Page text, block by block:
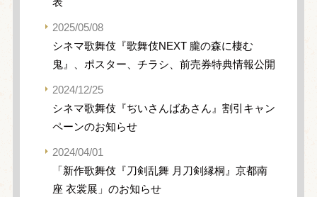
2025/05/08
シネマ歌舞伎『歌舞伎NEXT 朧の森に棲む
鬼』、ポスター、チラシ、前売券特典情報公開
2024/12/25
シネマ歌舞伎『ぢいさんばあさん』割引キャン
ペーンのお知らせ
2024/04/01
「新作歌舞伎『刀剣乱舞 月刀剣縁桐』京都南
座 衣裳展」のお知らせ